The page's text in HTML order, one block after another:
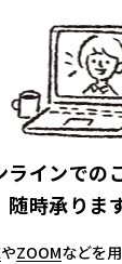
ラインでの
随時承りま
やZOOM
ZOOMなどを